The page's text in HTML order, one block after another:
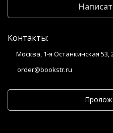
Контакты:
Москва, 1-я Останкинская
order@bookstr.ru